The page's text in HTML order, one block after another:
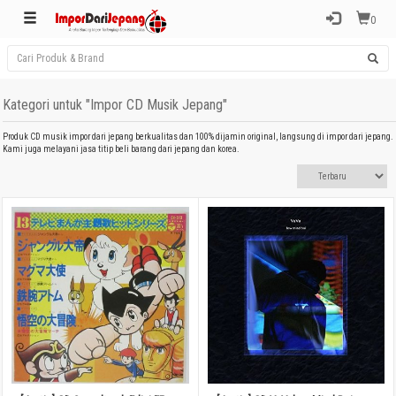
0
Kategori untuk "Impor CD Musik Jepang"
Produk CD musik impor dari jepang berkualitas dan 100% dijamin original, langsung di impor dari jepang.
Kami juga melayani jasa titip beli barang dari jepang dan korea.